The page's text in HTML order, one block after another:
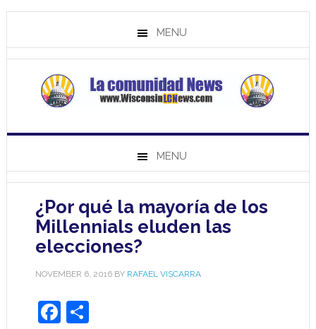
MENU
MENU
¿Por qué la mayoría de los
Millennials eluden las
elecciones?
NOVEMBER 6, 2016BY RAFAEL VISCARRA
Facebook
Share